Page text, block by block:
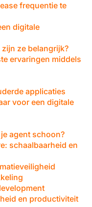
frequentie te
digitale
zijn ze belangrijk?
ervaringen middels
applicaties
voor een digitale
agent schoon?
schaalbaarheid en
en productiviteit